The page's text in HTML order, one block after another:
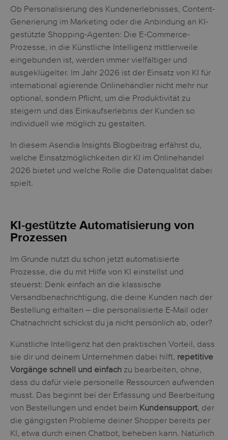
Ob Personalisierung des Kundenerlebnisses, Content-
Generierung im Marketing oder die Anbindung an KI-
gestützte Shopping-Agenten: Die E-Commerce-
Prozesse, in die Künstliche Intelligenz mittlerweile
eingebunden ist, werden immer vielfältiger und
ausgeklügelter. Im Jahr 2026 ist der Einsatz von KI für
international agierende Onlinehändler nicht mehr nur
optional, sondern Pflicht, um die Produktivität zu
steigern und das Einkaufserlebnis der Kunden so
individuell wie möglich zu gestalten.
In diesem Asendia Insights Blogbeitrag erfährst du,
welche Einsatzmöglichkeiten dir KI im Onlinehandel
2026 bietet und welche Rolle die Datenqualität dabei
spielt.
KI-gestützte Automatisierung von
Prozessen
Im Grunde nutzt du schon jetzt automatisierte
Prozesse, die du mit Hilfe von KI einstellst und
steuerst: Denk einfach an die klassische
Versandbenachrichtigung, die deine Kunden nach der
Bestellung erhalten – die personalisierte E-Mail oder
Chatnachricht schickst du ja nicht persönlich ab, oder?
Künstliche Intelligenz hat den praktischen Vorteil, dass
sie dir und deinem Unternehmen dabei hilft, repetitive
Vorgänge schnell und einfach zu bearbeiten, ohne,
dass du dafür viele personelle Ressourcen aufwenden
musst. Das beginnt bei der Erfassung und Bearbeitung
von Bestellungen und endet beim Kundensupport, der
die gängigsten Probleme deiner Shopper bereits per
KI, etwa durch einen Chatbot, beheben kann. Natürlich